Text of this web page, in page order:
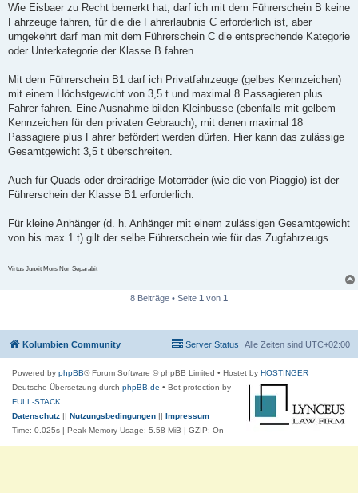
i
r
a
Wie Eisbaer zu Recht bemerkt hat, darf ich mit dem Führerschein B keine
Fahrzeuge fahren, für die die Fahrerlaubnis C erforderlich ist, aber
umgekehrt darf man mit dem Führerschein C die entsprechende Kategorie
oder Unterkategorie der Klasse B fahren.
Mit dem Führerschein B1 darf ich Privatfahrzeuge (gelbes Kennzeichen)
mit einem Höchstgewicht von 3,5 t und maximal 8 Passagieren plus
Fahrer fahren. Eine Ausnahme bilden Kleinbusse (ebenfalls mit gelbem
Kennzeichen für den privaten Gebrauch), mit denen maximal 18
Passagiere plus Fahrer befördert werden dürfen. Hier kann das zulässige
Gesamtgewicht 3,5 t überschreiten.
Auch für Quads oder dreirädrige Motorräder (wie die von Piaggio) ist der
Führerschein der Klasse B1 erforderlich.
Für kleine Anhänger (d. h. Anhänger mit einem zulässigen Gesamtgewicht
von bis max 1 t) gilt der selbe Führerschein wie für das Zugfahrzeugs.
Virtus Junxit Mors Non Separabit
8 Beiträge • Seite 1 von 1
Kolumbien Community Alle Zeiten sind UTC+02:00
Server Status
Powered by phpBB® Forum Software © phpBB Limited • Hostet by HOSTINGER
Deutsche Übersetzung durch phpBB.de • Bot protection by
FULL-STACK
Datenschutz || Nutzungsbedingungen || Impressum
Time: 0.025s | Peak Memory Usage: 5.58 MiB | GZIP: On